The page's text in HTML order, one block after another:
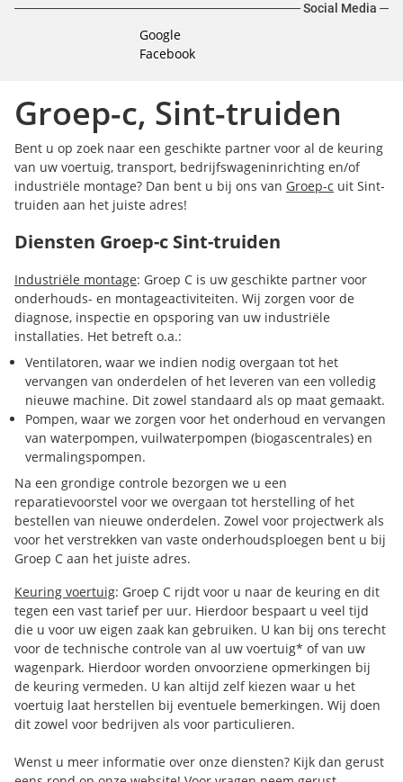
Social Media
Google
Facebook
Groep-c, Sint-truiden
Bent u op zoek naar een geschikte partner voor al de keuring
van uw voertuig, transport, bedrijfswageninrichting en/of
industriële montage? Dan bent u bij ons van Groep-c uit Sint-
truiden aan het juiste adres!
Diensten Groep-c Sint-truiden
Industriële montage: Groep C is uw geschikte partner voor
onderhouds- en montageactiviteiten. Wij zorgen voor de
diagnose, inspectie en opsporing van uw industriële
installaties. Het betreft o.a.:
​Ventilatoren, waar we indien nodig overgaan tot het
vervangen van onderdelen of het leveren van een volledig
nieuwe machine. Dit zowel standaard als op maat gemaakt.
Pompen, waar we zorgen voor het onderhoud en vervangen
van waterpompen, vuilwaterpompen (biogascentrales) en
vermalingspompen.
Na een grondige controle bezorgen we u een
reparatievoorstel voor we overgaan tot herstelling of het
bestellen van nieuwe onderdelen. Zowel voor projectwerk als
voor het verstrekken van vaste onderhoudsploegen bent u bij
Groep C aan het juiste adres.
Keuring voertuig: Groep C rijdt voor u naar de keuring en dit
tegen een vast tarief per uur. Hierdoor bespaart u veel tijd
die u voor uw eigen zaak kan gebruiken. U kan bij ons terecht
voor de technische controle van al uw voertuig* of van uw
wagenpark. Hierdoor worden onvoorziene opmerkingen bij
de keuring vermeden. U kan altijd zelf kiezen waar u het
voertuig laat herstellen bij eventuele bemerkingen. Wij doen
dit zowel voor bedrijven als voor particulieren.
Wenst u meer informatie over onze diensten? Kijk dan gerust